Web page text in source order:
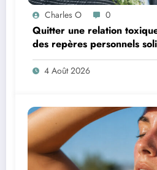
Charles O 0
Quitter une relation
des repères personnels
4 Août 2026